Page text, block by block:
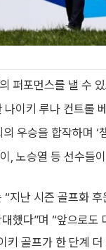
퍼포먼스를 낼 수
이키 루나 컨트롤
우승을 합작하며
, 노승열 등 선수들
지난 시즌 골프화
했다”며 “앞으로
키 골프가 한 단계